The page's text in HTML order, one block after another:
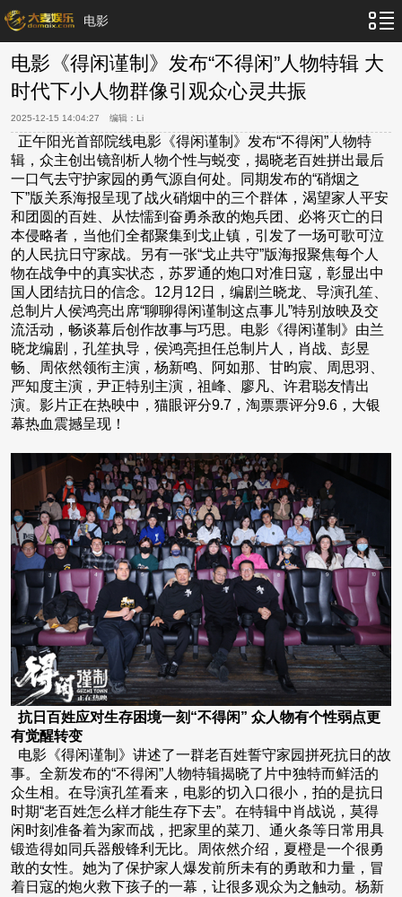
电影
电影《得闲谨制》发布“不得闲”人物特辑 大
时代下小人物群像引观众心灵共振
2025-12-15 14:04:27 编辑： Li
正午阳光首部院线电影《得闲谨制》发布“不得闲”人物特
辑，众主创出镜剖析人物个性与蜕变，揭晓老百姓拼出最后
一口气去守护家园的勇气源自何处。同期发布的“硝烟之
下”版关系海报呈现了战火硝烟中的三个群体，渴望家人平安
和团圆的百姓、从怯懦到奋勇杀敌的炮兵团、必将灭亡的日
本侵略者，当他们全都聚集到戈止镇，引发了一场可歌可泣
的人民抗日守家战。另有一张“戈止共守”版海报聚焦每个人
物在战争中的真实状态，苏罗通的炮口对准日寇，彰显出中
国人团结抗日的信念。12月12日，编剧兰晓龙、导演孔笙、
总制片人侯鸿亮出席“聊聊得闲谨制这点事儿”特别放映及交
流活动，畅谈幕后创作故事与巧思。电影《得闲谨制》由兰
晓龙编剧，孔笙执导，侯鸿亮担任总制片人，肖战、彭昱
畅、周依然领衔主演，杨新鸣、阿如那、甘昀宸、周思羽、
严知度主演，尹正特别主演，祖峰、廖凡、许君聪友情出
演。影片正在热映中，猫眼评分9.7，淘票票评分9.6，大银
幕热血震撼呈现！
抗日百姓应对生存困境一刻“不得闲” 众人物有个性弱点更
有觉醒转变
电影《得闲谨制》讲述了一群老百姓誓守家园拼死抗日的故
事。全新发布的“不得闲”人物特辑揭晓了片中独特而鲜活的
众生相。在导演孔笙看来，电影的切入口很小，拍的是抗日
时期“老百姓怎么样才能生存下去”。在特辑中肖战说，莫得
闲时刻准备着为家而战，把家里的菜刀、通火条等日常用具
锻造得如同兵器般锋利无比。周依然介绍，夏橙是一个很勇
敢的女性。她为了保护家人爆发前所未有的勇敢和力量，冒
着日寇的炮火救下孩子的一幕，让很多观众为之触动。杨新